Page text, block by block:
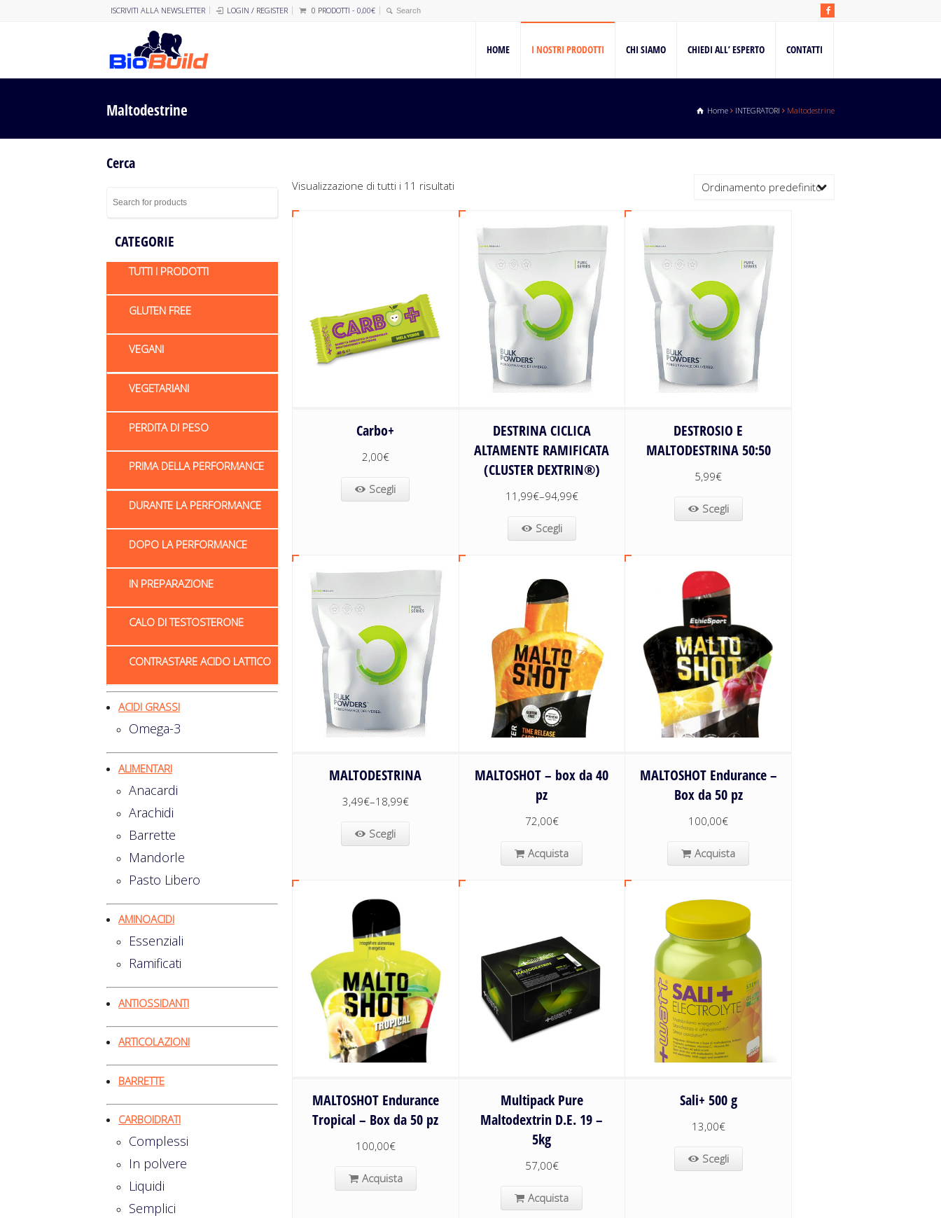
ISCRIVITI ALLA NEWSLETTER LOGIN / REGISTER 0 PRODOTTI - 0,00€
HOME I NOSTRI PRODOTTI CHI SIAMO CHIEDI ALL’ ESPERTO CONTATTI
Maltodestrine Home INTEGRATORI Maltodestrine
Cerca
CATEGORIE
TUTTI I PRODOTTI
GLUTEN FREE
VEGANI
VEGETARIANI
PERDITA DI PESO
PRIMA DELLA PERFORMANCE
DURANTE LA PERFORMANCE
DOPO LA PERFORMANCE
IN PREPARAZIONE
CALO DI TESTOSTERONE
CONTRASTARE ACIDO LATTICO
ACIDI GRASSI
Omega-3
ALIMENTARI
Anacardi
Arachidi
Barrette
Mandorle
Pasto Libero
AMINOACIDI
Essenziali
Ramificati
ANTIOSSIDANTI
ARTICOLAZIONI
BARRETTE
CARBOIDRATI
Complessi
In polvere
Liquidi
Semplici
Visualizzazione di tutti i 11 risultati Ordinamento predefinito
Carbo+
2,00€
Scegli
DESTRINA CICLICA
ALTAMENTE RAMIFICATA
(CLUSTER DEXTRIN®)
11,99€–94,99€
Scegli
DESTROSIO E
MALTODESTRINA 50:50
5,99€
Scegli
MALTODESTRINA
3,49€–18,99€
Scegli
MALTOSHOT – box da 40
pz
72,00€
Acquista
MALTOSHOT Endurance –
Box da 50 pz
100,00€
Acquista
MALTOSHOT Endurance
Tropical – Box da 50 pz
100,00€
Acquista
Multipack Pure
Maltodextrin D.E. 19 –
5kg
57,00€
Acquista
Sali+ 500 g
13,00€
Scegli